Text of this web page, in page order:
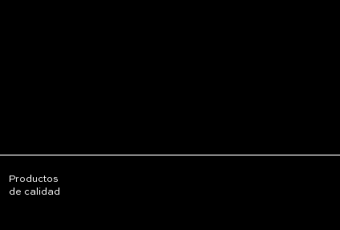
Productos
de calidad